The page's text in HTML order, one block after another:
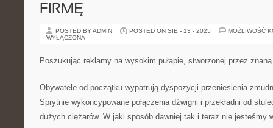
FIRMĘ
POSTED BY ADMIN POSTED ON SIE - 13 - 2025
MOŻLIWOŚĆ
WYŁĄCZONA
Poszukując reklamy na wysokim pułapie, stworzonej przez
Obywatele od początku wypatrują dyspozycji przeniesienia
Sprytnie wykoncypowane połączenia dźwigni i przekładni od
dużych ciężarów. W jaki sposób dawniej tak i teraz nie jesteśmy